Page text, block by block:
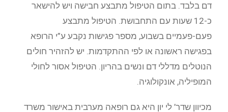
דם בלבד. בתום הטיפול מתבצע חבישה ויש להישאר
כ-12 שעות עם התחבושת. הטיפול מתבצע
פעם-פעמיים בשבוע, מספר פגישות נקבע ע”י הרופא
בפגישה ראשונה או לפי ההתקדמות. יש להזהיר חולים
הנוטלים מדללי דם ונשים בהריון. הטיפול אסור לחולי
המופיליה, אונקולוגיה.
מכיוון שדר’ לי יון היא גם רופאה מערבית באישור משרד